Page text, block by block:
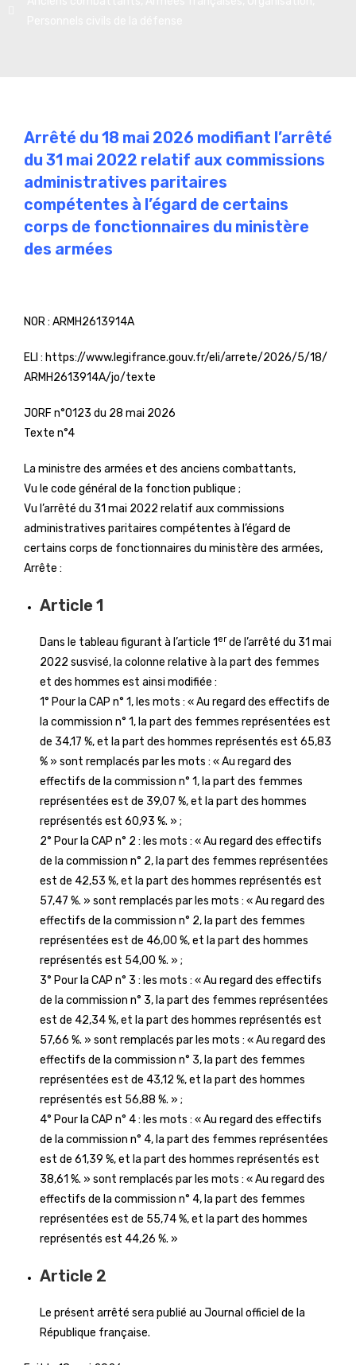
Arrêté du 18 mai 2026 modifiant l’arrêté
du 31 mai 2022 relatif aux commissions
administratives paritaires
compétentes à l’égard de certains
corps de fonctionnaires du ministère
des armées
NOR : ARMH2613914A
ELI : https://www.legifrance.gouv.fr/eli/arrete/2026/5/18/
ARMH2613914A/jo/texte
JORF n°0123 du 28 mai 2026
Texte n°4
La ministre des armées et des anciens combattants,
Vu le code général de la fonction publique ;
Vu l’arrêté du 31 mai 2022 relatif aux commissions
administratives paritaires compétentes à l’égard de
certains corps de fonctionnaires du ministère des armées,
Arrête :
Article 1
Dans le tableau figurant à l’article 1 er de l’arrêté du 31 mai
2022 susvisé, la colonne relative à la part des femmes
et des hommes est ainsi modifiée :
1° Pour la CAP n° 1, les mots : « Au regard des effectifs de
la commission n° 1, la part des femmes représentées est
de 34,17 %, et la part des hommes représentés est 65,83
% » sont remplacés par les mots : « Au regard des
effectifs de la commission n° 1, la part des femmes
représentées est de 39,07 %, et la part des hommes
représentés est 60,93 %. » ;
2° Pour la CAP n° 2 : les mots : « Au regard des effectifs
de la commission n° 2, la part des femmes représentées
est de 42,53 %, et la part des hommes représentés est
57,47 %. » sont remplacés par les mots : « Au regard des
effectifs de la commission n° 2, la part des femmes
représentées est de 46,00 %, et la part des hommes
représentés est 54,00 %. » ;
3° Pour la CAP n° 3 : les mots : « Au regard des effectifs
de la commission n° 3, la part des femmes représentées
est de 42,34 %, et la part des hommes représentés est
57,66 %. » sont remplacés par les mots : « Au regard des
effectifs de la commission n° 3, la part des femmes
représentées est de 43,12 %, et la part des hommes
représentés est 56,88 %. » ;
4° Pour la CAP n° 4 : les mots : « Au regard des effectifs
de la commission n° 4, la part des femmes représentées
est de 61,39 %, et la part des hommes représentés est
38,61 %. » sont remplacés par les mots : « Au regard des
effectifs de la commission n° 4, la part des femmes
représentées est de 55,74 %, et la part des hommes
représentés est 44,26 %. »
Article 2
Le présent arrêté sera publié au Journal officiel de la
République française.